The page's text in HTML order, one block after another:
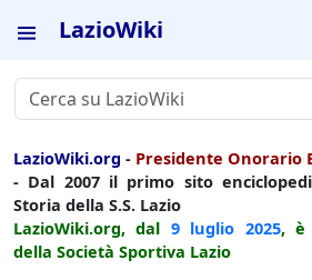
LazioWiki
LazioWiki.org - Presidente Onorario
- Dal 2007 il primo sito
Storia della S.S. Lazio
LazioWiki.org, dal 9 luglio 2025, è
della Società Sportiva Lazio